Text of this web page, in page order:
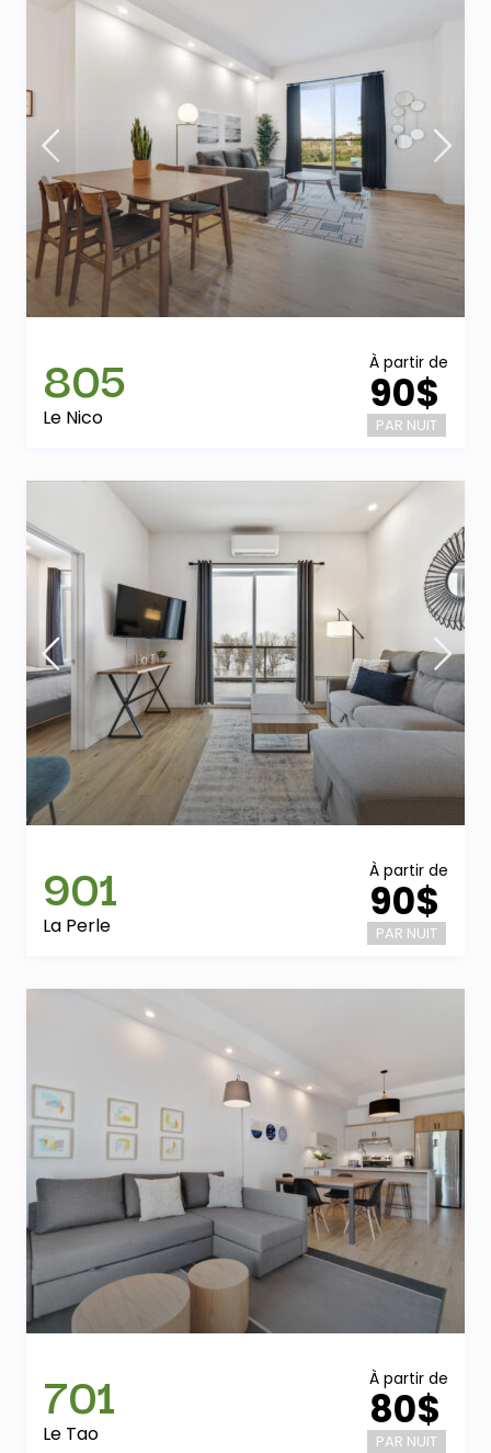
À partir de
90$
PAR NUIT
805
Le Nico
À partir de
90$
PAR NUIT
901
La Perle
À partir de
80$
PAR NUIT
701
Le Tao